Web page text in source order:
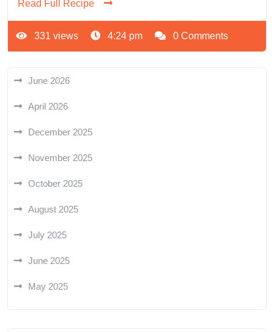
Read Full Recipe
331 views 4:24 pm 0 Comments
June 2026
April 2026
December 2025
November 2025
October 2025
August 2025
July 2025
June 2025
May 2025